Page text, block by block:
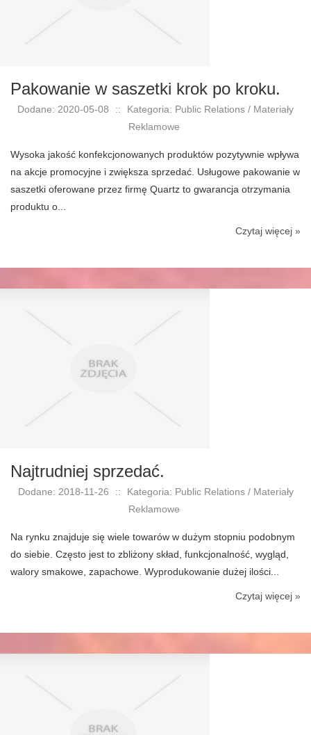
Pakowanie w saszetki krok po kroku.
Dodane: 2020-05-08 ::
Kategoria: Public Relations / Materiały
Reklamowe
Wysoka jakość konfekcjonowanych produktów pozytywnie wpływa
na akcje promocyjne i zwiększa sprzedać. Usługowe pakowanie w
saszetki oferowane przez firmę Quartz to gwarancja otrzymania
produktu o...
Czytaj więcej »
Najtrudniej sprzedać.
Dodane: 2018-11-26 ::
Kategoria: Public Relations / Materiały
Reklamowe
Na rynku znajduje się wiele towarów w dużym stopniu podobnym
do siebie. Często jest to zbliżony skład, funkcjonalność, wygląd,
walory smakowe, zapachowe. Wyprodukowanie dużej ilości...
Czytaj więcej »